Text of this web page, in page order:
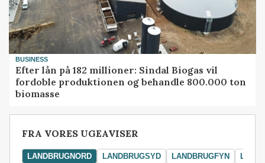
BUSINESS
Efter lån på 182 millioner: Sindal Biogas vil
fordoble produktionen og behandle 800.000 ton
biomasse
FRA VORES UGEAVISER
LANDBRUGNORD LANDBRUGSYD LANDBRUGFYN